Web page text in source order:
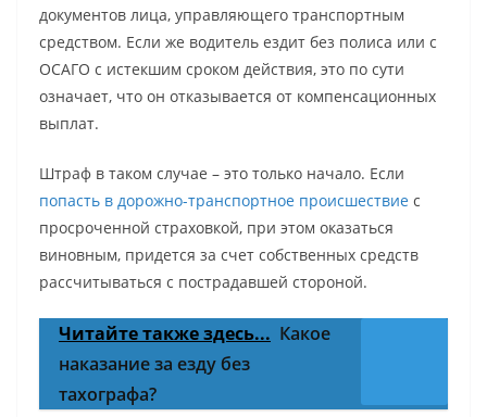
документов лица, управляющего транспортным
средством. Если же водитель ездит без полиса или с
ОСАГО с истекшим сроком действия, это по сути
означает, что он отказывается от компенсационных
выплат.
Штраф в таком случае – это только начало. Если
попасть в дорожно-транспортное происшествие с
просроченной страховкой, при этом оказаться
виновным, придется за счет собственных средств
рассчитываться с пострадавшей стороной.
Читайте также здесь... Какое
наказание за езду без
тахографа?